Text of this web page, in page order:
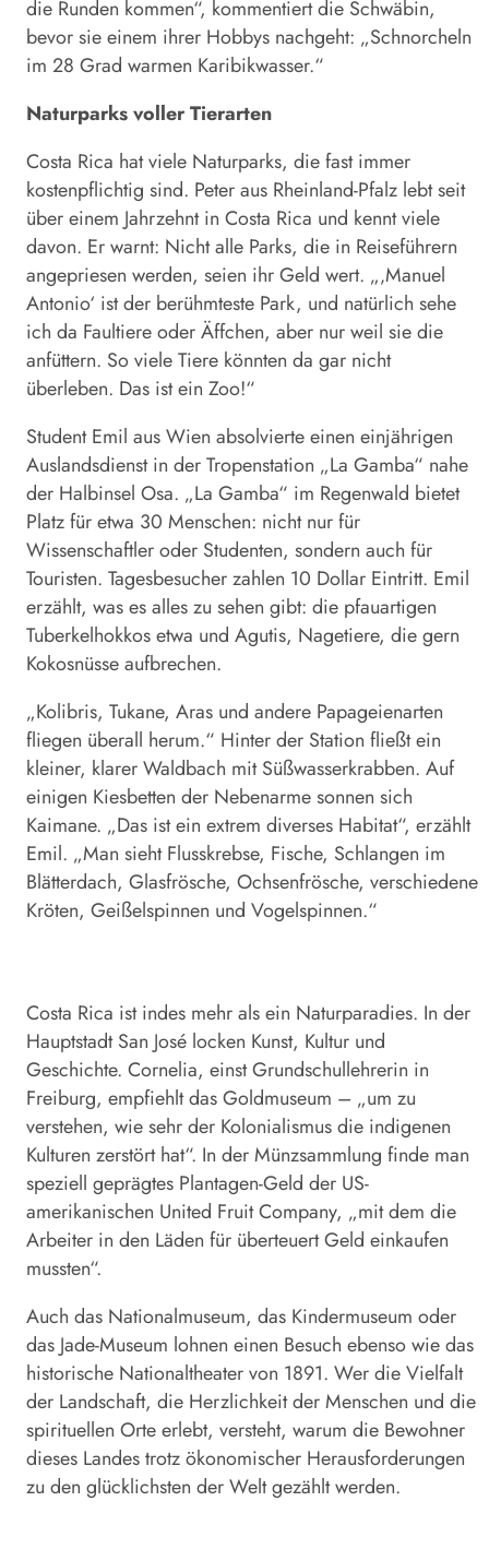
die Runden kommen“, kommentiert die Schwäbin,
bevor sie einem ihrer Hobbys nachgeht: „Schnorcheln
im 28 Grad warmen Karibikwasser.“
Naturparks voller Tierarten
Costa Rica hat viele Naturparks, die fast immer
kostenpflichtig sind. Peter aus Rheinland-Pfalz lebt seit
über einem Jahrzehnt in Costa Rica und kennt viele
davon. Er warnt: Nicht alle Parks, die in Reiseführern
angepriesen werden, seien ihr Geld wert. „‚Manuel
Antonio‘ ist der berühmteste Park, und natürlich sehe
ich da Faultiere oder Äffchen, aber nur weil sie die
anfüttern. So viele Tiere könnten da gar nicht
überleben. Das ist ein Zoo!“
Student Emil aus Wien absolvierte einen einjährigen
Auslandsdienst in der Tropenstation „La Gamba“ nahe
der Halbinsel Osa. „La Gamba“ im Regenwald bietet
Platz für etwa 30 Menschen: nicht nur für
Wissenschaftler oder Studenten, sondern auch für
Touristen. Tagesbesucher zahlen 10 Dollar Eintritt. Emil
erzählt, was es alles zu sehen gibt: die pfauartigen
Tuberkelhokkos etwa und Agutis, Nagetiere, die gern
Kokosnüsse aufbrechen.
„Kolibris, Tukane, Aras und andere Papageienarten
fliegen überall herum.“ Hinter der Station fließt ein
kleiner, klarer Waldbach mit Süßwasserkrabben. Auf
einigen Kiesbetten der Nebenarme sonnen sich
Kaimane. „Das ist ein extrem diverses Habitat“, erzählt
Emil. „Man sieht Flusskrebse, Fische, Schlangen im
Blätterdach, Glasfrösche, Ochsenfrösche, verschiedene
Kröten, Geißelspinnen und Vogelspinnen.“
Costa Rica ist indes mehr als ein Naturparadies. In der
Hauptstadt San José locken Kunst, Kultur und
Geschichte. Cornelia, einst Grundschullehrerin in
Freiburg, empfiehlt das Goldmuseum – „um zu
verstehen, wie sehr der Kolonialismus die indigenen
Kulturen zerstört hat“. In der Münzsammlung finde man
speziell geprägtes Plantagen-Geld der US-
amerikanischen United Fruit Company, „mit dem die
Arbeiter in den Läden für überteuert Geld einkaufen
mussten“.
Auch das Nationalmuseum, das Kindermuseum oder
das Jade-Museum lohnen einen Besuch ebenso wie das
historische Nationaltheater von 1891. Wer die Vielfalt
der Landschaft, die Herzlichkeit der Menschen und die
spirituellen Orte erlebt, versteht, warum die Bewohner
dieses Landes trotz ökonomischer Herausforderungen
zu den glücklichsten der Welt gezählt werden.